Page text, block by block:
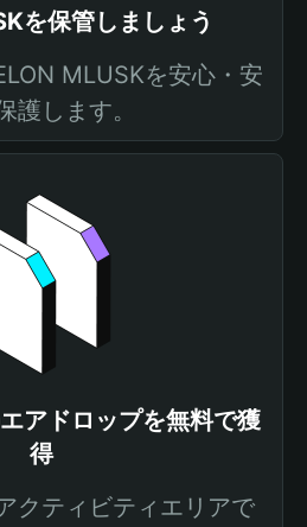
を保管しましょう
MLUSKを安心・安
護します。
アドロップを無料で獲
得
クティビティエリアで